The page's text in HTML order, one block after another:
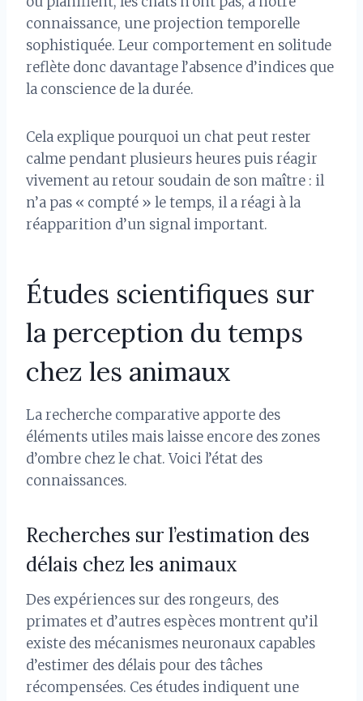
connaissance, une projection temporelle
sophistiquée. Leur comportement en solitude
reflète donc davantage l’absence d’indices que
la conscience de la durée.
Cela explique pourquoi un chat peut rester
calme pendant plusieurs heures puis réagir
vivement au retour soudain de son maître : il
n’a pas « compté » le temps, il a réagi à la
réapparition d’un signal important.
Études scientifiques sur
la perception du temps
chez les animaux
La recherche comparative apporte des
éléments utiles mais laisse encore des zones
d’ombre chez le chat. Voici l’état des
connaissances.
Recherches sur l’estimation des
délais chez les animaux
Des expériences sur des rongeurs, des
primates et d’autres espèces montrent qu’il
existe des mécanismes neuronaux capables
d’estimer des délais pour des tâches
récompensées. Ces études indiquent une